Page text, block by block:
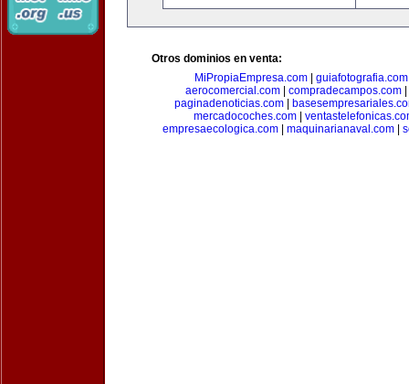
Otros dominios en venta:
MiPropiaEmpresa.com
guiafotografia.com
aerocomercial.com| compradecampos.com|
paginadenoticias.com|
mercadocoches.com|
empresaecologica.com| maquinarianaval.com|